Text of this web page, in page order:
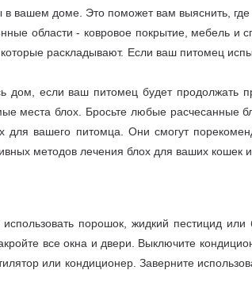
вашем доме. Это поможет вам выяснить, где
области - ковровое покрытие, мебель и
раскладывают. Если ваш питомец
если ваш питомец будет продолжать
места блох. Бросьте любые расчесанные
для вашего питомца. Они смогут
методов лечения блох для ваших кошек и
порошок, жидкий пестицид
все окна и двери. Выключите
или кондиционер. Заверните